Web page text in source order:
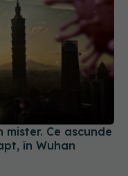
mister. Ce ascunde
în Wuhan